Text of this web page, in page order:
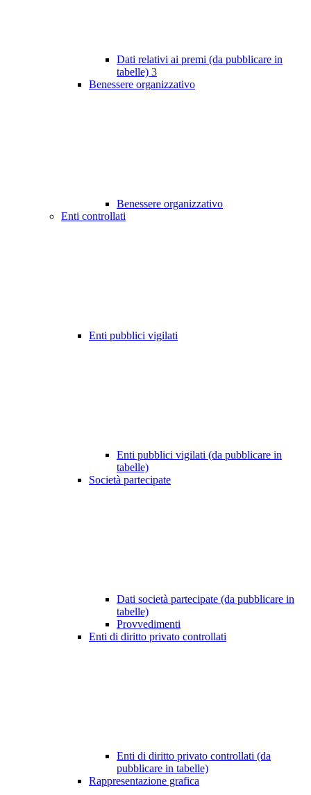
Dati relativi ai premi (da pubblicare in
tabelle) 3
Benessere organizzativo
Benessere organizzativo
Enti controllati
Enti pubblici vigilati
Enti pubblici vigilati (da pubblicare in
tabelle)
Società partecipate
Dati società partecipate (da pubblicare in
tabelle)
Provvedimenti
Enti di diritto privato controllati
Enti di diritto privato controllati (da
pubblicare in tabelle)
Rappresentazione grafica